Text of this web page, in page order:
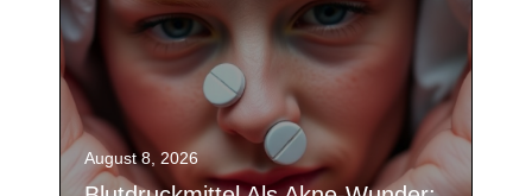
August 8, 2026